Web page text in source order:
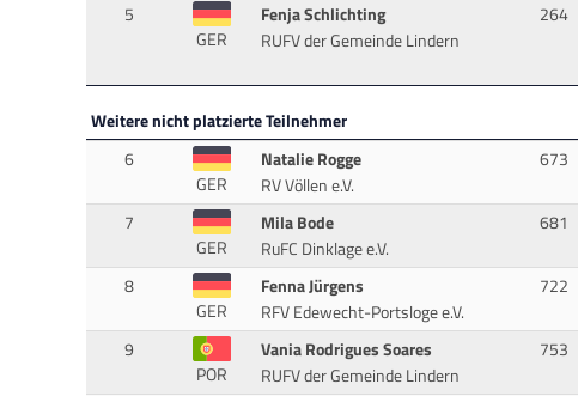
5
GER
Fenja Schlichting
RUFV der Gemeinde Lindern
264
Weitere nicht platzierte Teilnehmer
6
GER
Natalie Rogge
RV Völlen e.V.
673
7
GER
Mila Bode
RuFC Dinklage e.V.
681
8
GER
Fenna Jürgens
RFV Edewecht-Portsloge e.V.
722
9
POR
Vania Rodrigues Soares
RUFV der Gemeinde Lindern
753